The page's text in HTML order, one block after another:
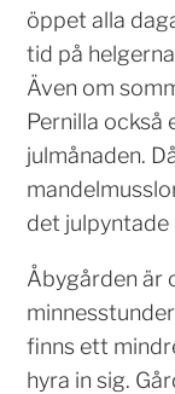
öppet alla
tid på
Även om
Pernilla också
julmånaden.
det julpyntade
Åbygården är
finns ett
hyra in sig.